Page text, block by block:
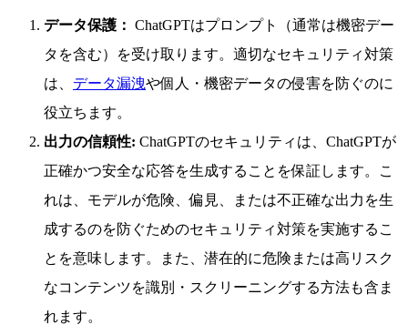
データ保護： ChatGPTはプロンプト（通常は機密デー
タを含む）を受け取ります。適切なセキュリティ対策
は、 データ漏洩や個人・機密データの侵害を防ぐのに
役立ちます。
出力の信頼性: ChatGPTのセキュリティは、ChatGPTが
正確かつ安全な応答を生成することを保証します。こ
れは、モデルが危険、偏見、または不正確な出力を生
成するのを防ぐためのセキュリティ対策を実施するこ
とを意味します。また、潜在的に危険または高リスク
なコンテンツを識別・スクリーニングする方法も含ま
れます。